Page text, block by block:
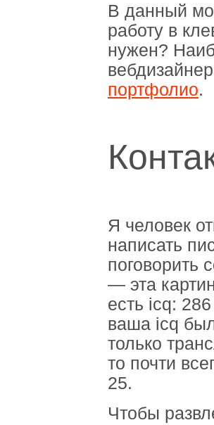
В данный
работу в
нужен?
портфолио.
Я человек
написать
поговорить
— эта
есть icq:
ваша icq
только
то почти
25.
Чтобы